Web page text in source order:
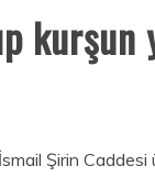
kurşun
Şirin Caddesi